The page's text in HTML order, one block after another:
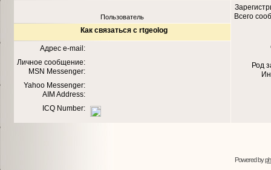
Пользователь
Всего
Род
Как связаться с rtgeolog
Адрес e-mail:
Личное сообщение:
MSN Messenger:
Yahoo Messenger:
AIM Address:
ICQ Number:
Powered by